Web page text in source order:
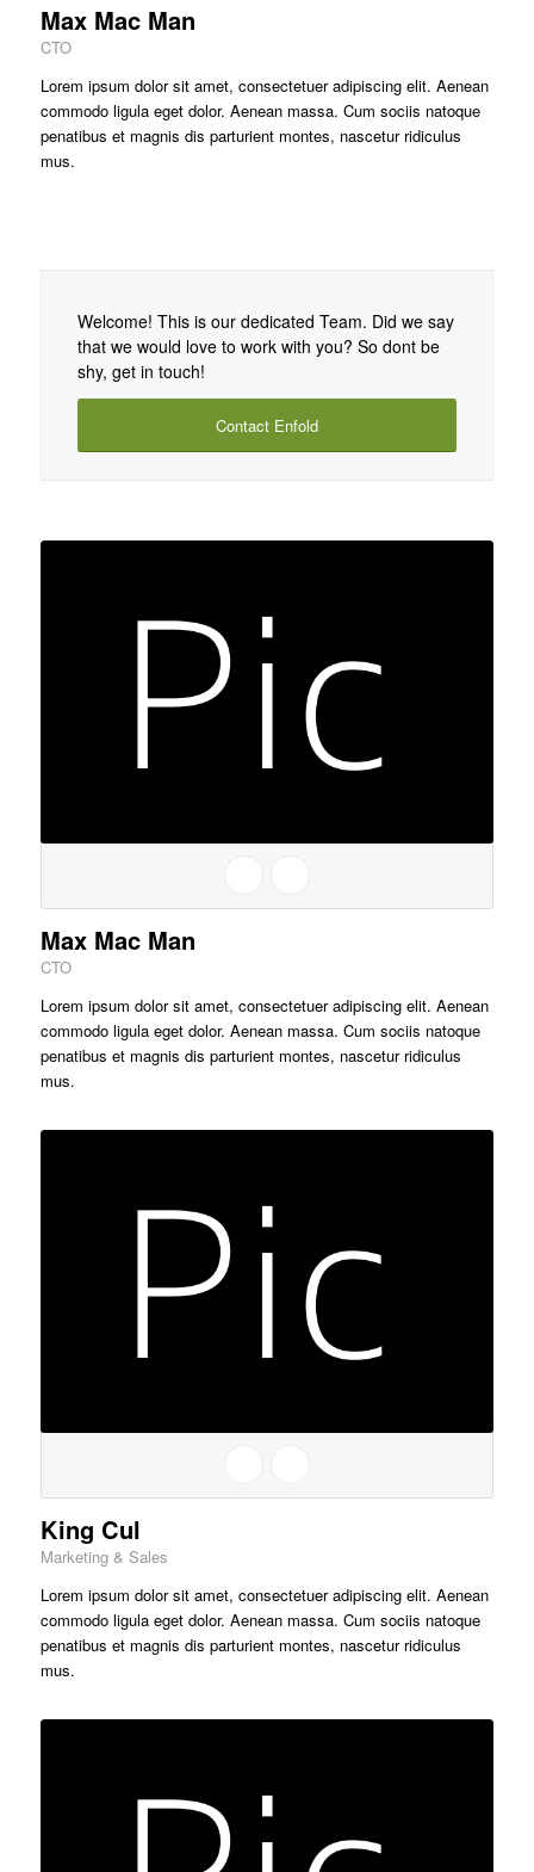
Max Mac Man
CTO
Lorem ipsum dolor sit amet, consectetuer adipiscing elit. Aenean
commodo ligula eget dolor. Aenean massa. Cum sociis natoque
penatibus et magnis dis parturient montes, nascetur ridiculus
mus.
Welcome! This is our dedicated Team. Did we say
that we would love to work with you? So dont be
shy, get in touch!
Contact Enfold
Max Mac Man
CTO
Lorem ipsum dolor sit amet, consectetuer adipiscing elit. Aenean
commodo ligula eget dolor. Aenean massa. Cum sociis natoque
penatibus et magnis dis parturient montes, nascetur ridiculus
mus.
King Cul
Marketing & Sales
Lorem ipsum dolor sit amet, consectetuer adipiscing elit. Aenean
commodo ligula eget dolor. Aenean massa. Cum sociis natoque
penatibus et magnis dis parturient montes, nascetur ridiculus
mus.